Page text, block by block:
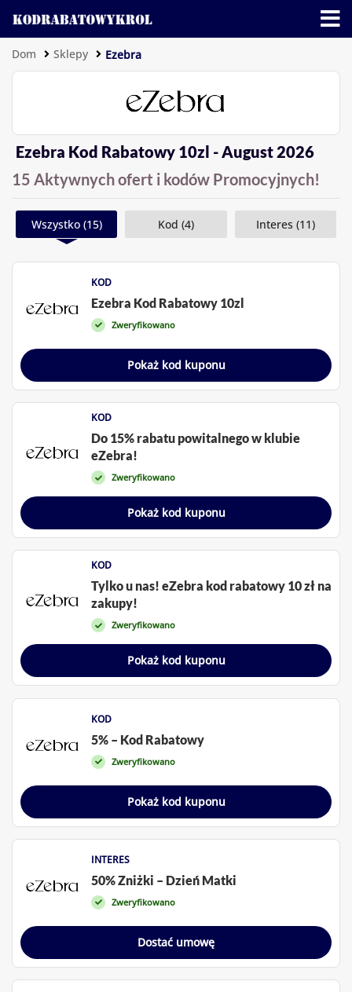
Dom Sklepy Ezebra
Ezebra Kod Rabatowy 10zl - August 2026
15 Aktywnych ofert i kodów Promocyjnych!
Wszystko (15) Kod (4) Interes (11)
KOD
Ezebra Kod Rabatowy 10zl
Zweryfikowano
Pokaż kod kuponu
KOD
Do 15% rabatu powitalnego w klubie
eZebra!
Zweryfikowano
Pokaż kod kuponu
KOD
Tylko u nas! eZebra kod rabatowy 10 zł na
zakupy!
Zweryfikowano
Pokaż kod kuponu
KOD
5% – Kod Rabatowy
Zweryfikowano
Pokaż kod kuponu
INTERES
50% Zniżki – Dzień Matki
Zweryfikowano
Dostać umowę